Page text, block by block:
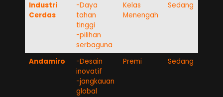
Industri
Cerdas
-Daya
tahan
tinggi
-pilihan
serbaguna
Kelas
Menengah
Sedang
Andamiro
-Desain
inovatif
-jangkauan
global
Premi Sedang